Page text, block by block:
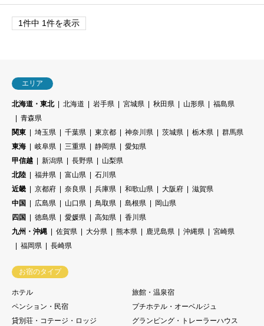
1件中 1件を表示
エリア
北海道・東北 北海道 岩手県 宮城県 秋田県 山形県
福島県
青森県
関東
埼玉県 千葉県 東京都 神奈川県 茨城県 栃木県
群馬県
東海
岐阜県 三重県 静岡県
愛知県
甲信越
新潟県 長野県
山梨県
北陸
福井県 富山県
石川県
近畿
京都府 奈良県 兵庫県 和歌山県 大阪府
滋賀県
中国
広島県 山口県 鳥取県 島根県
岡山県
四国
徳島県 愛媛県 高知県
香川県
九州・沖縄
佐賀県 大分県 熊本県 鹿児島県 沖縄県
宮崎県
福岡県
長崎県
お宿のタイプ
ホテル
旅館・温泉宿
ペンション・民宿
プチホテル・オーベルジュ
貸別荘・コテージ・ロッジ
グランピング・トレーラーハウス